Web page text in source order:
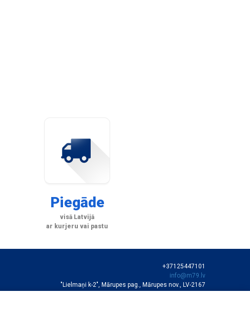
Piegāde
visā Latvijā
ar kurjeru vai pastu
+37125447101
info@m79.lv
"Lielmaņi k-2", Mārupes pag., Mārupes nov., LV-2167